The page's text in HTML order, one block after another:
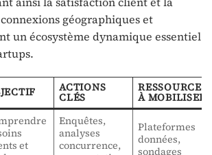
géographiques et
un écosystème dynamique essentiel
ACTIONS
CLÉS
RESSOURCES
À MOBILISER
et
Enquêtes,
analyses
concurrence,
Plateformes
données,
sondages